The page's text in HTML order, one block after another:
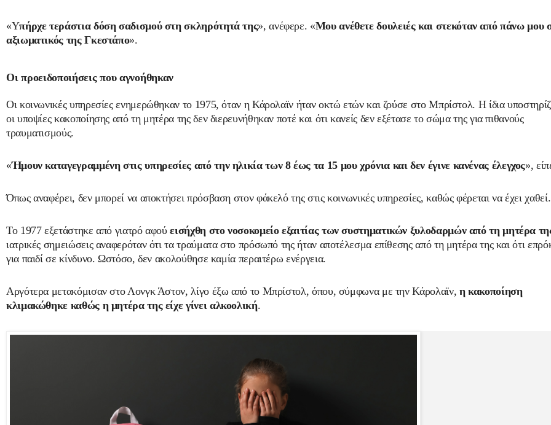
«Υπήρχε τεράστια δόση σαδισμού στη σκληρότητά της», ανέφερε. «Μου ανέθετε δουλειές και στεκόταν από πάνω μου
αξιωματικός της Γκεστάπο».
Οι προειδοποιήσεις που αγνοήθηκαν
Οι κοινωνικές υπηρεσίες ενημερώθηκαν το 1975, όταν η Κάρολαϊν ήταν οκτώ ετών και ζούσε στο Μπρίστολ. Η ίδια
οι υποψίες κακοποίησης από τη μητέρα της δεν διερευνήθηκαν ποτέ και ότι κανείς δεν εξέτασε το σώμα της για πιθανούς
τραυματισμούς.
«Ήμουν καταγεγραμμένη στις υπηρεσίες από την ηλικία των 8 έως τα 15 μου χρόνια και δεν έγινε κανένας έλεγχος»,
Όπως αναφέρει, δεν μπορεί να αποκτήσει πρόσβαση στον φάκελό της στις κοινωνικές υπηρεσίες, καθώς φέρεται να έχει χαθεί.
Το 1977 εξετάστηκε από γιατρό αφούεισήχθη στο νοσοκομείο εξαιτίας των συστηματικών ξυλοδαρμών από τη μητέρα
ιατρικές σημειώσεις αναφερόταν ότι τα τραύματα στο πρόσωπό της ήταν αποτέλεσμα επίθεσης από τη μητέρα της και ότι
για παιδί σε κίνδυνο. Ωστόσο, δεν ακολούθησε καμία περαιτέρω ενέργεια.
Αργότερα μετακόμισαν στο Λονγκ Άστον, λίγο έξω από το Μπρίστολ, όπου, σύμφωνα με την Κάρολαϊν, η κακοποίηση
κλιμακώθηκε καθώς η μητέρα της είχε γίνει αλκοολική.